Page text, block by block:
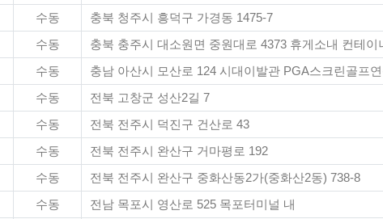
수동 충북 청주시 흥덕구 가경동 1475-7
수동 충북 충주시 대소원면 중원대로 4373 휴게소내 컨테이
수동 충남 아산시 모산로 124 시대이발관 PGA스크린골프연
수동 전북 고창군 성산2길 7
수동 전북 전주시 덕진구 건산로 43
수동 전북 전주시 완산구 거마평로 192
수동 전북 전주시 완산구 중화산동2가(중화산2동) 738-8
수동 전남 목포시 영산로 525 목포터미널 내